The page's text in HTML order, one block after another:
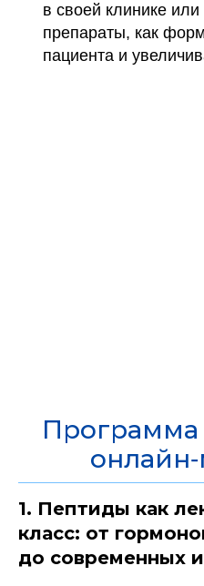
в своей клинике или
препараты, как
пациента и
Программа
1. Пептиды как
класс: от
до современных